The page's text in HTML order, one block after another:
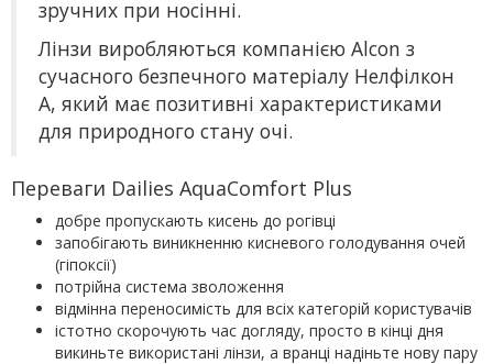
зручних при носінні.
Лінзи виробляються компанією Alcon з
сучасного безпечного матеріалу Нелфілкон
А, який має позитивні характеристиками
для природного стану очі.
Переваги Dailies AquaComfort Plus
добре пропускають кисень до рогівці
запобігають виникненню кисневого голодування очей
(гіпоксії)
потрійна система зволоження
відмінна переносимість для всіх категорій користувачів
істотно скорочують час догляду, просто в кінці дня
викиньте використані лінзи, а вранці надіньте нову пару